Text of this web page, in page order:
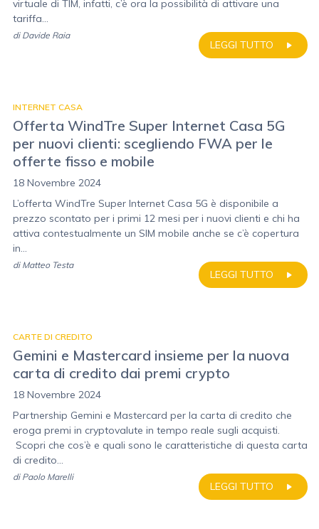
virtuale di TIM, infatti, c’è ora la possibilità di attivare una
tariffa...
LEGGI TUTTO
di Davide Raia
INTERNET CASA
Offerta WindTre Super Internet Casa 5G
per nuovi clienti: scegliendo FWA per le
offerte fisso e mobile
18 Novembre 2024
L’offerta WindTre Super Internet Casa 5G è disponibile a
prezzo scontato per i primi 12 mesi per i nuovi clienti e chi ha
attiva contestualmente un SIM mobile anche se c’è copertura
in...
LEGGI TUTTO
di Matteo Testa
CARTE DI CREDITO
Gemini e Mastercard insieme per la nuova
carta di credito dai premi crypto
18 Novembre 2024
Partnership Gemini e Mastercard per la carta di credito che
eroga premi in cryptovalute in tempo reale sugli acquisti.
Scopri che cos’è e quali sono le caratteristiche di questa carta
di credito...
LEGGI TUTTO
di Paolo Marelli